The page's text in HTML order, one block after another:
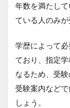
年数を満たし
ている人のみが
学歴によって
ており、指定
なるため、受
受験案内など
しょう。